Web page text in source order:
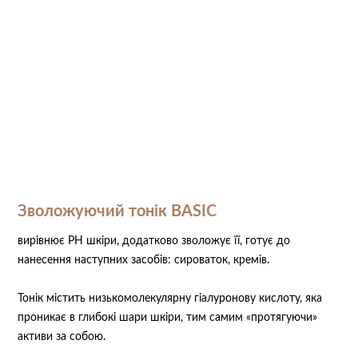
Зволожуючий тонік BASIC
вирівнює РН шкіри, додатково зволожує її, готує до
нанесення наступних засобів: сироваток, кремів.
Тонік містить низькомолекулярну гіалуронову кислоту, яка
проникає в глибокі шари шкіри, тим самим «протягуючи»
активи за собою.